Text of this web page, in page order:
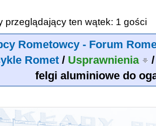
przeglądający ten wątek: 1 gości
Rometowcy - Forum
Romet/ Usprawnienia
felgi aluminiowe do